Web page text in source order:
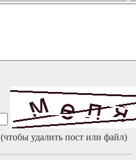
(чтобы удалить пост или файл)